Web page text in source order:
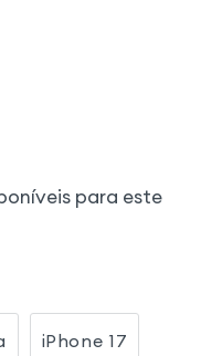
para este
iPhone 17